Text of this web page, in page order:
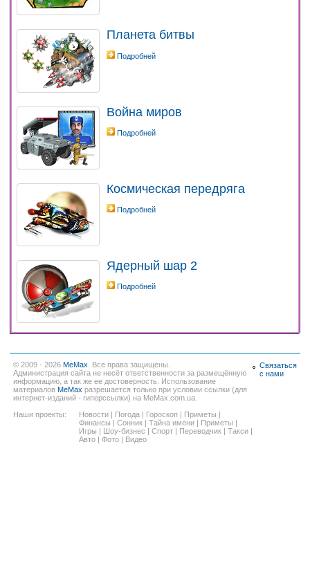
Планета битвы
Подробней
Война миров
Подробней
Космическая передряга
Подробней
Ядерный шар 2
Подробней
© 2009 - 2026 MeMax . Все права защищены.
Администрация сайта не несёт ответственности за размещённую
информацию, а так же ее достоверность. Использование
материалов MeMax разрешается только при условии ссылки (для
интернет-изданий - гиперссылки) на MeMax.com.ua.
Наши проекты:
Новости | Погода | Гороскоп | Приметы |
Финансы | Сонник | Тайна имени | Приметы |
Игры | Шоу-бизнес | Спорт | Переводчик | Такси |
Авто | Фото | Видео
Связаться
с нами